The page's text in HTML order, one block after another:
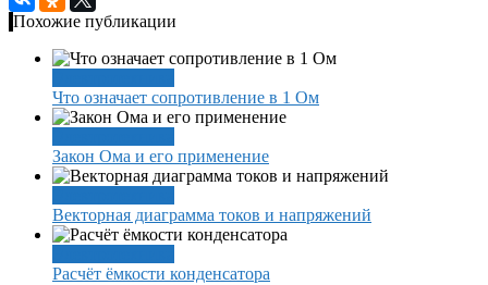
Похожие публикации
Что означает сопротивление в 1 Ом
Закон Ома и его применение
Векторная диаграмма токов и напряжений
Расчёт ёмкости конденсатора